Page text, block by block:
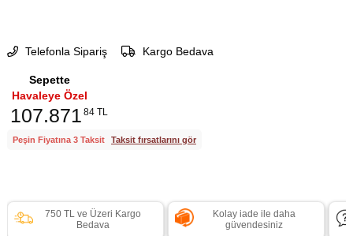
Telefonla Sipariş Kargo Bedava
Sepette
Havaleye Özel
107.871 84 TL
Peşin Fiyatına 3 Taksit Taksit fırsatlarını gör
750 TL ve Üzeri Kargo
Bedava
Kolay iade ile daha
güvendesiniz